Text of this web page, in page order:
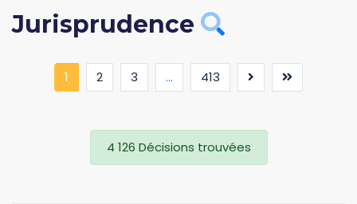
Jurisprudence
1 (current)
2 3 ... 413
4 126 Décisions trouvées